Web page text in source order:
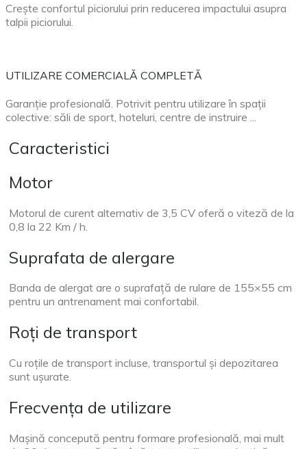
Crește confortul piciorului prin reducerea impactului asupra
talpii piciorului.
UTILIZARE COMERCIALĂ COMPLETĂ
Garanție profesională. Potrivit pentru utilizare în spații
colective: săli de sport, hoteluri, centre de instruire ...
Caracteristici
Motor
Motorul de curent alternativ de 3,5 CV oferă o viteză de la
0,8 la 22 Km / h.
Suprafata de alergare
Banda de alergat are o suprafață de rulare de 155×55 cm
pentru un antrenament mai confortabil.
Roți de transport
Cu roțile de transport incluse, transportul și depozitarea
sunt ușurate.
Frecvența de utilizare
Mașină concepută pentru formare profesională, mai mult